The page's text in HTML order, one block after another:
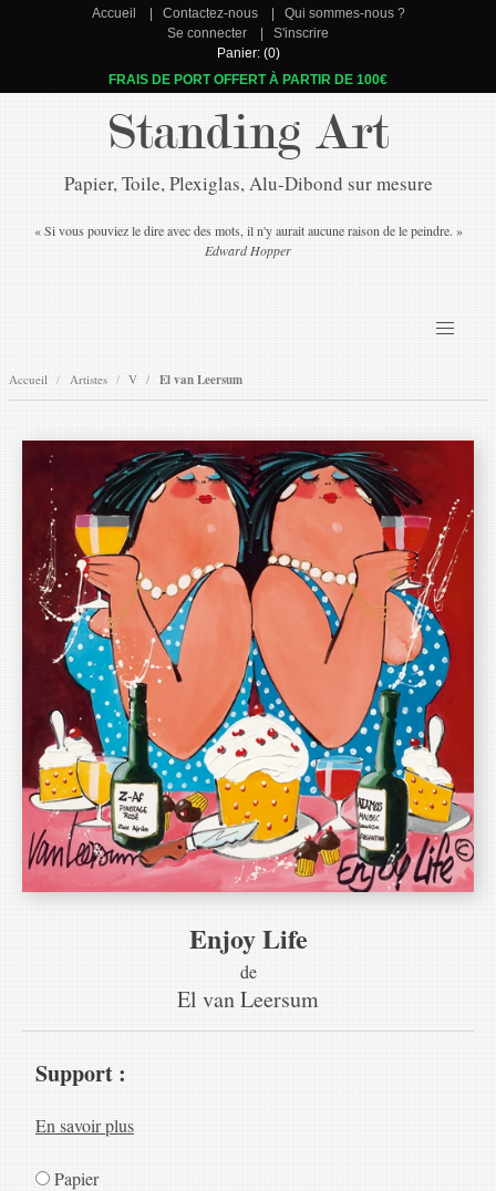
Accueil Contactez-nous
Qui sommes-nous ?
Se connecter
S'inscrire
Panier: (0)
FRAIS DE PORT OFFERT À PARTIR DE 100€
Standing Art
Papier, Toile, Plexiglas, Alu-Dibond sur mesure
« Si vous pouviez le dire avec des mots, il n'y aurait aucune raison de le peindre. »
Edward Hopper
Accueil Artistes V El van Leersum
Enjoy Life
de
El van Leersum
Support :
En savoir plus
Papier